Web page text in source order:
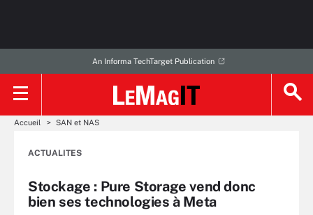
An Informa TechTarget Publication
Accueil SAN et NAS
ACTUALITES
Stockage : Pure Storage vend donc
bien ses technologies à Meta